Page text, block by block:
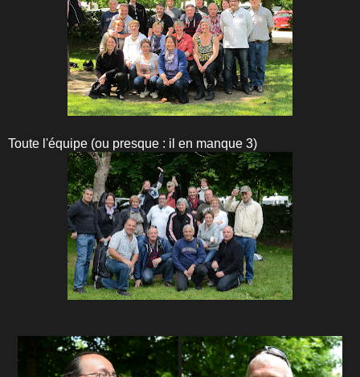
Toute l'équipe (ou presque : il en manque 3)